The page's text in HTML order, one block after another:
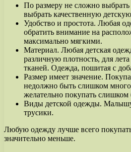
По размеру не сложно
выбрать качественную
Удобство и простота. Любая
обратить внимание на
максимально мягкими.
Материал. Любая детская
различную плотность, для
тканей. Одежда, пошитая с
Размер имеет значение.
недолжно быть слишком много
желательно покупать
Виды детской одежды.
трусики.
Любую одежду лучше всего
значительно меньше.